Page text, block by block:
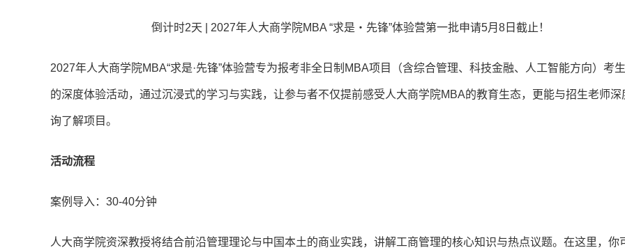
倒计时2天 | 2027年人大商学院MBA “求是‧先锋”体验营第一批申请5月8日截止！
2027年人大商学院MBA“求是·先锋”体验营专为报考非全日制MBA项目（含综合管理、科技金融、人工智能方向）考
的深度体验活动，通过沉浸式的学习与实践，让参与者不仅提前感受人大商学院MBA的教育生态，更能与招生老师深
询了解项目。
活动流程
案例导入：30-40分钟
人大商学院资深教授将结合前沿管理理论与中国本土的商业实践，讲解工商管理的核心知识与热点议题。在这里，你